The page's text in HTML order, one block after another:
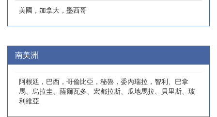
美國，加拿大，墨西哥
南美洲
阿根廷，巴西，哥倫比亞，秘魯，委內瑞拉，智利、巴拿
馬、烏拉圭、薩爾瓦多、宏都拉斯、瓜地馬拉、貝里斯、玻
利維亞